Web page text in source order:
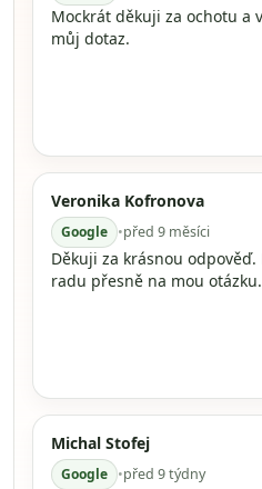
Mockrát děkuji za ochotu a
můj dotaz.
Veronika Kofronova
Google •před 9 měsíci
Děkuji za krásnou
radu přesně na mou otázku.
Michal Stofej
Google •před 9 týdny